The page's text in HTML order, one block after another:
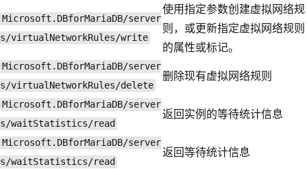
Microsoft.DBforMariaDB/server
s/virtualNetworkRules/write
使用指定参数创建虚拟网络规
则，或更新指定虚拟网络规则
的属性或标记。
Microsoft.DBforMariaDB/server
s/virtualNetworkRules/delete
删除现有虚拟网络规则
Microsoft.DBforMariaDB/server
s/waitStatistics/read
返回实例的等待统计信息
Microsoft.DBforMariaDB/server
s/waitStatistics/read
返回等待统计信息